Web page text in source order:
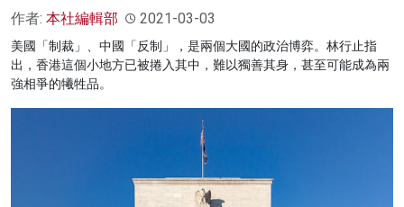
作者: 本社編輯部 2021-03-03
美國「制裁」、中國「反制」，是兩個大國的政治博弈。林行止指
出，香港這個小地方已被捲入其中，難以獨善其身，甚至可能成為兩
強相爭的犧牲品。